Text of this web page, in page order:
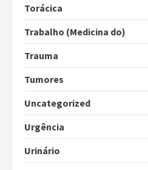
Torácica
Trabalho (Medicina do)
Trauma
Tumores
Uncategorized
Urgência
Urinário